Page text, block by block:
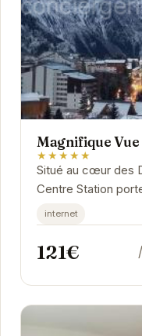
Magnifique
★★★★★
Situé au cœur des
Centre Station
appartement offre
accès facile...
internet
121€